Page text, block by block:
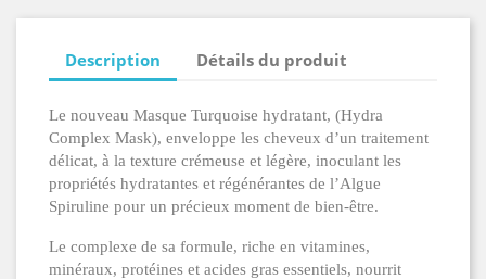
Description Détails du produit
Le nouveau Masque Turquoise hydratant, (Hydra
Complex Mask), enveloppe les cheveux d’un traitement
délicat, à la texture crémeuse et légère, inoculant les
propriétés hydratantes et régénérantes de l’Algue
Spiruline pour un précieux moment de bien-être.
Le complexe de sa formule, riche en vitamines,
minéraux, protéines et acides gras essentiels, nourrit